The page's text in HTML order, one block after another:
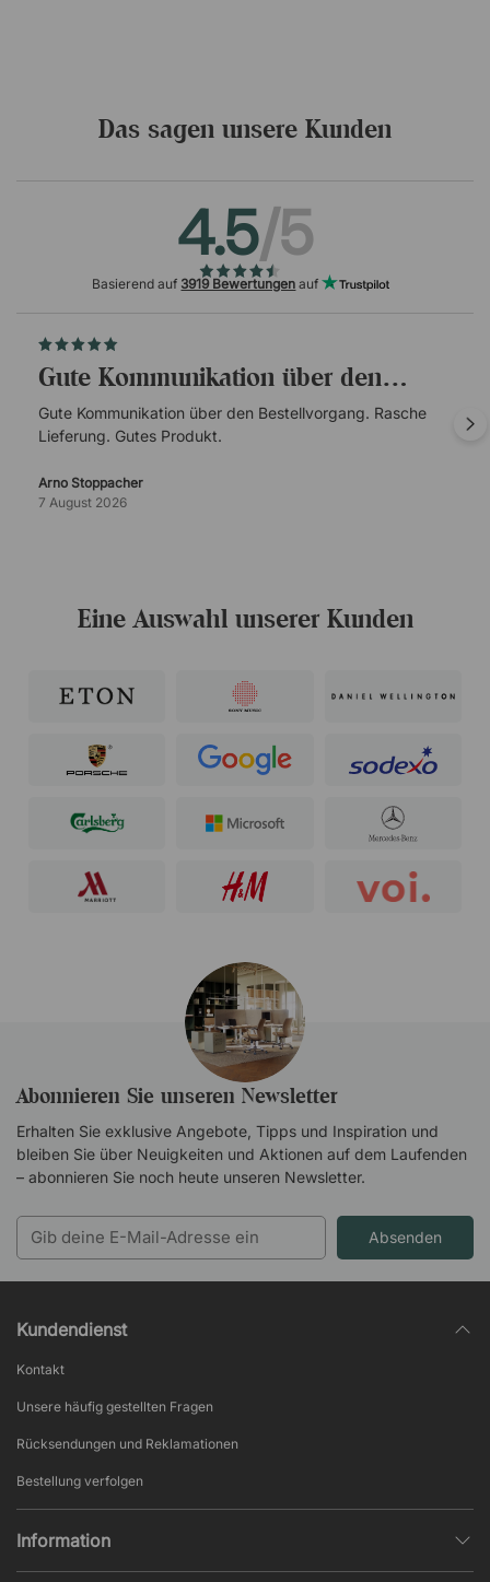
Das sagen unsere Kunden
4.5/5
Basierend auf 3919 Bewertungen auf
Gute Kommunikation über den…
Gute Kommunikation über den Bestellvorgang. Rasche
Lieferung. Gutes Produkt.
Arno Stoppacher
7 August 2026
Eine Auswahl unserer Kunden
Abonnieren Sie unseren Newsletter
Erhalten Sie exklusive Angebote, Tipps und Inspiration und
bleiben Sie über Neuigkeiten und Aktionen auf dem Laufenden
– abonnieren Sie noch heute unseren Newsletter.
Absenden
Kundendienst
Kontakt
Unsere häufig gestellten Fragen
Rücksendungen und Reklamationen
Bestellung verfolgen
Information